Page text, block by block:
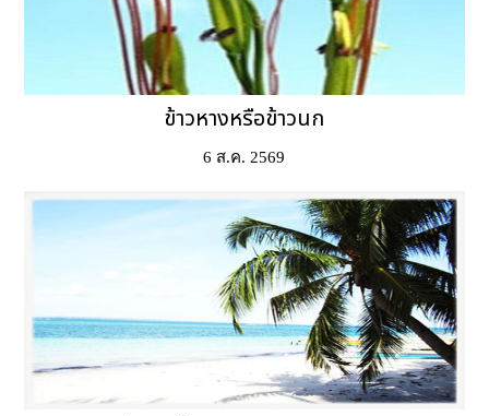
ข้าวหางหรือข้าวนก
6 ส.ค. 2569